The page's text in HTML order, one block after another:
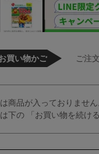
買い物かご ご注
商品が入っておりません
下の 「お買い物を続け